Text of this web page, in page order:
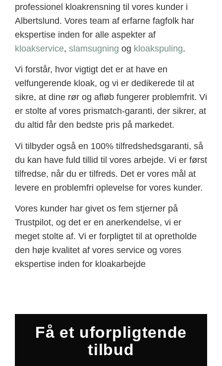
professionel kloakrensning til vores kunder i
Albertslund. Vores team af erfarne fagfolk har
ekspertise inden for alle aspekter af
kloakservice, slamsugning og kloakspuling.
Vi forstår, hvor vigtigt det er at have en
velfungerende kloak, og vi er dedikerede til at
sikre, at dine rør og afløb fungerer problemfrit. Vi
er stolte af vores prismatch-garanti, der sikrer, at
du altid får den bedste pris på markedet.
Vi tilbyder også en 100% tilfredshedsgaranti, så
du kan have fuld tillid til vores arbejde. Vi er først
tilfredse, når du er tilfreds. Det er vores mål at
levere en problemfri oplevelse for vores kunder.
Vores kunder har givet os fem stjerner på
Trustpilot, og det er en anerkendelse, vi er
meget stolte af. Vi er forpligtet til at opretholde
den høje kvalitet af vores service og vores
ekspertise inden for kloakarbejde
Få et uforpligtende
tilbud